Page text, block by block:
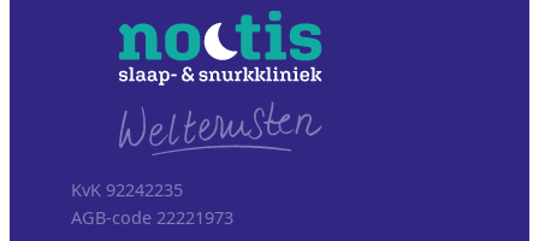
KvK 92242235
AGB-code 22221973